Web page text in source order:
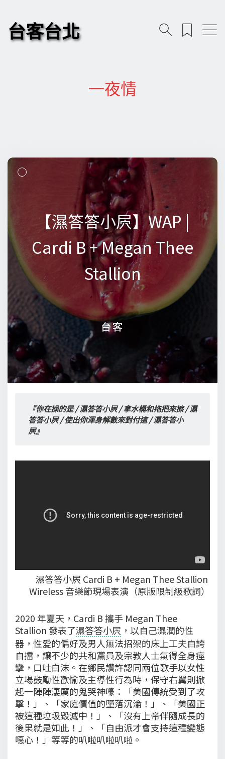
台客台北
一夜情
【濕答答小屄】WAP |
Cardi B + Megan Thee
Stallion
台客
【濕答答小屄】WAP |
Cardi B + Megan Thee
Stallion
台客
『你在操的是 / 濕答答小屄 / 拿水桶和拖把來擦 / 濕
答答小屄 / 使出你渾身解數來對付這 / 濕答答小
屄』
濕答答小屄 Cardi B + Megan Thee Stallion
Wireless 音樂節現場表演（原版限制級歌詞）
2020 年夏天，Cardi B 攜手 Megan Thee
Stallion 發表了濕答答小屄 ，以自己濕潤的性
器，性愛的偏好及男人無法招架的床上工夫自誇
自擂，讓不少的共和黨員及宗教人士氣得全身痙
攣，口吐白沫。在鄉民讚許認同兩位歌手以女性
立場鼓勵性歡愉及主導性行為時，保守右翼則掀
起一陣陣淒厲的鬼哭神嚎：「美國傳統受到了攻
擊！」、「家庭價值的墮落沉淪！」、「美國正
被這種垃圾毀滅中！」、「沒有上帝伴隨成長的
後果就是如此！」、「自由派才會支持這種變態
噁心！」等等的叭啦叭啦叭啦。